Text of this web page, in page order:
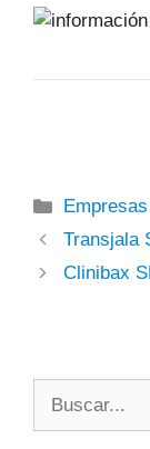
Categorías
Transjala
Clinibax